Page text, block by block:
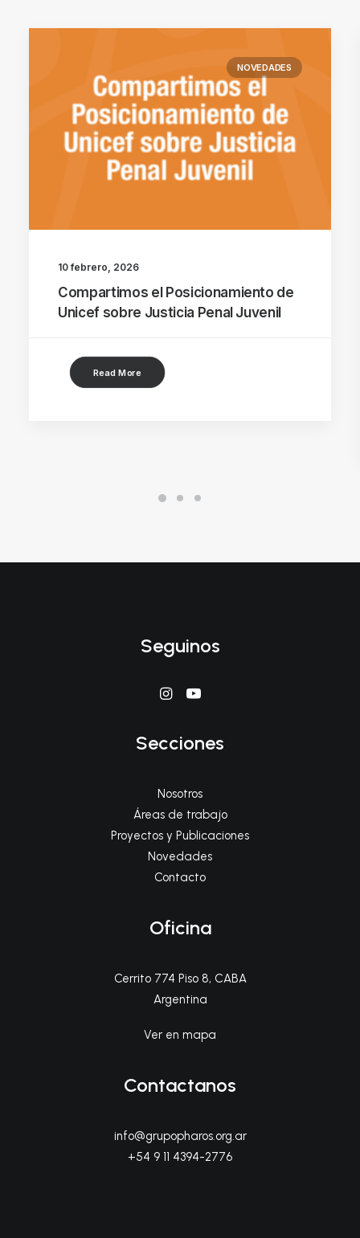
NOVEDADES
10 febrero, 2026
Compartimos el Posicionamiento de
Unicef sobre Justicia Penal Juvenil
Read More
Seguinos
Secciones
Nosotros
Áreas de trabajo
Proyectos y Publicaciones
Novedades
Contacto
Oficina
Cerrito 774 Piso 8, CABA
Argentina
Ver en mapa
Contactanos
info@grupopharos.org.ar
+54 9 11 4394-2776